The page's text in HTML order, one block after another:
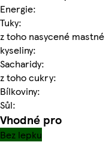
Energie:
Tuky:
z toho nasycené mastné
kyseliny:
Sacharidy:
z toho cukry:
Bílkoviny:
Sůl:
Vhodné pro
Bez lepku